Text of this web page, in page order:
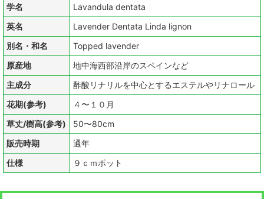
学名
Lavandula dentata
英名
Lavender Dentata Linda lignon
別名・和名
Topped lavender
原産地
地中海西部沿岸のスペインなど
主成分
酢酸リナリルを中心とするエステルやリナロール
花期(参考)
４〜１０月
草丈/樹高(参考)
50〜80cm
販売時期
通年
仕様
９ｃｍポット